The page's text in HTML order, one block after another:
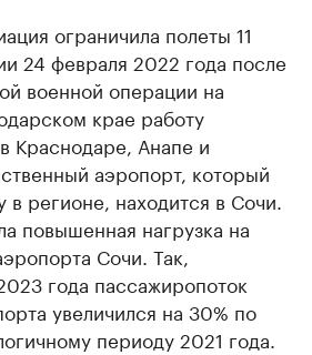
ограничила полеты 11
24 февраля 2022 года после
военной операции на
крае работу
Краснодаре, Анапе и
аэропорт, который
в регионе, находится в Сочи.
повышенная нагрузка на
Сочи. Так,
года пассажиропоток
увеличился на 30% по
периоду 2021 года.